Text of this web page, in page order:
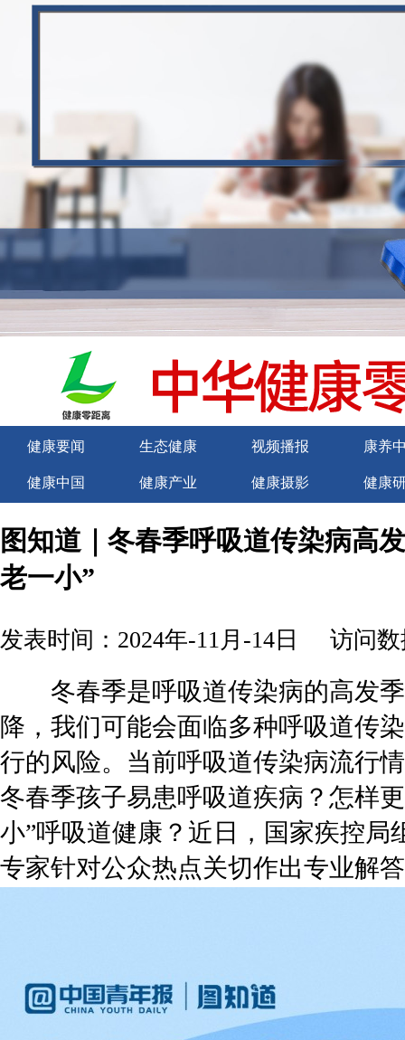
健康要闻 生态健康 视频播报 康养
健康中国 健康产业 健康摄影 健康
图知道｜冬春季呼吸道传染病高
老一小”
发表时间：2024年-11月-14日 访问数
冬春季是呼吸道传染病的高发季
降，我们可能会面临多种呼吸道传
行的风险。当前呼吸道传染病流行
冬春季孩子易患呼吸道疾病？怎样
小”呼吸道健康？近日，国家疾控局
专家针对公众热点关切作出专业解